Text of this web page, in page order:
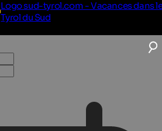
Logo sud-tyrol.com - Vacances dans
Tyrol du Sud